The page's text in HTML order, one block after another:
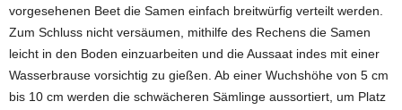
vorgesehenen Beet die Samen einfach breitwürfig verteilt werden.
Zum Schluss nicht versäumen, mithilfe des Rechens die Samen
leicht in den Boden einzuarbeiten und die Aussaat indes mit einer
Wasserbrause vorsichtig zu gießen. Ab einer Wuchshöhe von 5 cm
bis 10 cm werden die schwächeren Sämlinge aussortiert, um Platz